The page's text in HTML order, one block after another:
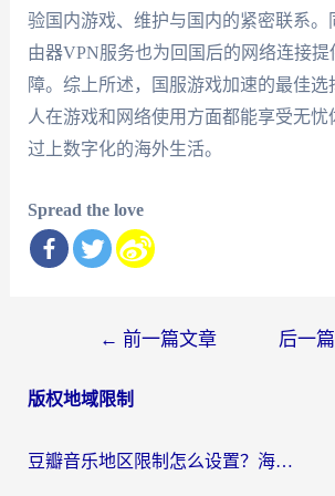
验国内游戏、维护与国内的紧密联系。
由器VPN服务也为回国后的网络连接提
障。综上所述，国服游戏加速的最佳选
人在游戏和网络使用方面都能享受无忧
过上数字化的海外生活。
Spread the love
导
← 前一篇文章 后一
版权地域限制
豆瓣音乐地区限制怎么设置？海外党亲测有效的回国加速方案来了